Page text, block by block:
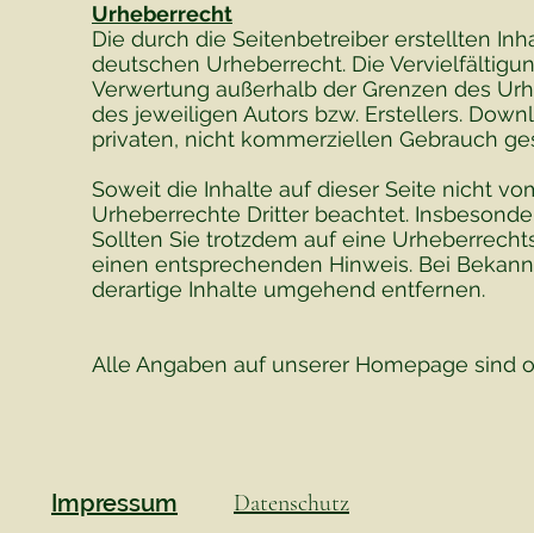
Urheberrecht
Die durch die Seitenbetreiber erstellten
deutschen Urheberrecht. Die
Verwertung außerhalb der Grenzen des
des jeweiligen Autors bzw. Erstellers.
privaten, nicht kommerziellen Gebrauch
Soweit die Inhalte auf dieser Seite nicht
Urheberrechte Dritter beachtet.
Sollten Sie trotzdem auf eine
einen entsprechenden Hinweis. Bei
derartige Inhalte umgehend entfernen.
Alle Angaben auf unserer Homepage sind
Impressum Datenschutz